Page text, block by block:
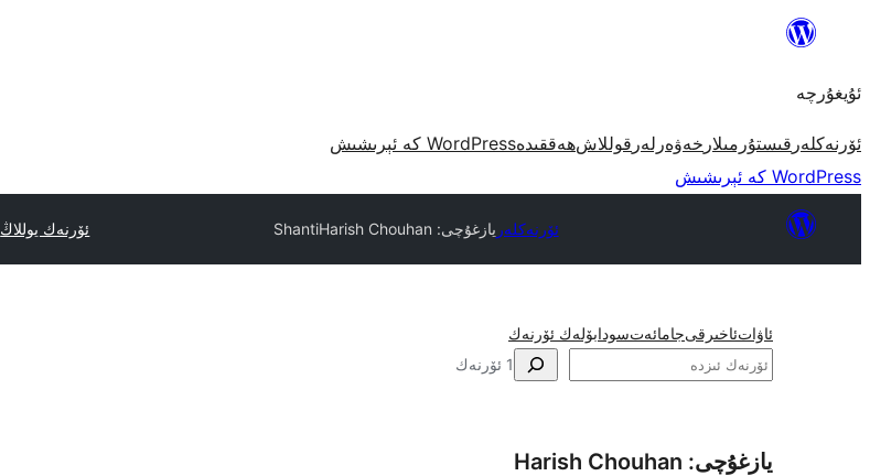
مەزمۇنغا
ئۇيغۇرچە
ئۆرنەكلەر قىستۇرمىلار خەۋەرلەر قوللاشھەققىدەWordPress كە ئېرىشىش
WordPress كە ئېرىشىش
ئۆرنەكلەر يازغۇچى: Harish Chouhan Shanti ئۆرنەك يوللاڭ
ئاۋاتئاخىرقىجامائەتسودابۆلەك ئۆرنەك
ئىزدە 1 ئۆرنەك
يازغۇچى: Harish Chouhan